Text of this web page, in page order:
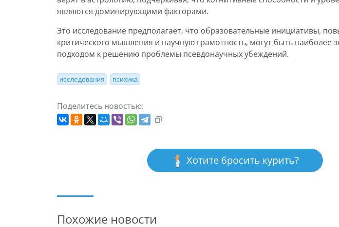
являются доминирующими факторами.
Это исследование предполагает, что образовательные инициативы,
критического мышления и научную грамотность, могут быть наиболее
подходом к решению проблемы псевдонаучных убеждений.
исследования психика
Поделитесь новостью:
Хотите бросить курить?
Похожие новости